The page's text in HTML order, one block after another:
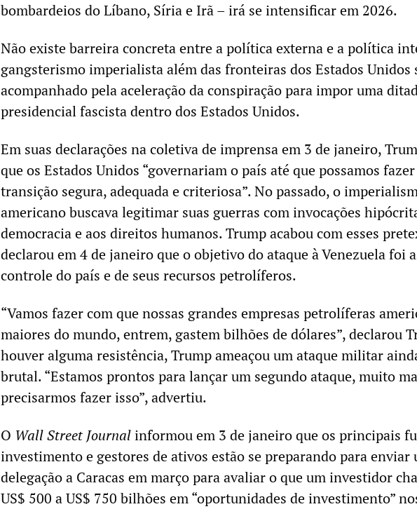
bombardeios do Líbano, Síria e Irã – irá se intensificar em 2026.
Não existe barreira concreta entre a política externa e a política
gangsterismo imperialista além das fronteiras dos Estados Unidos
acompanhado pela aceleração da conspiração para impor uma
presidencial fascista dentro dos Estados Unidos.
Em suas declarações na coletiva de imprensa em 3 de janeiro,
que os Estados Unidos “governariam o país até que possamos
transição segura, adequada e criteriosa”. No passado, o
americano buscava legitimar suas guerras com invocações
democracia e aos direitos humanos. Trump acabou com esses
declarou em 4 de janeiro que o objetivo do ataque à Venezuela foi
controle do país e de seus recursos petrolíferos.
“Vamos fazer com que nossas grandes empresas petrolíferas
maiores do mundo, entrem, gastem bilhões de dólares”, declarou
houver alguma resistência, Trump ameaçou um ataque militar
brutal. “Estamos prontos para lançar um segundo ataque, muito
precisarmos fazer isso”, advertiu.
O Wall Street Journalinformou em 3 de janeiro que os principais
investimento e gestores de ativos estão se preparando para enviar
delegação a Caracas em março para avaliar o que um investidor
US$ 500 a US$ 750 bilhões em “oportunidades de investimento”